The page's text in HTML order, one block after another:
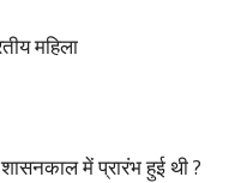
महिला
में प्रारंभ हुई थी ?